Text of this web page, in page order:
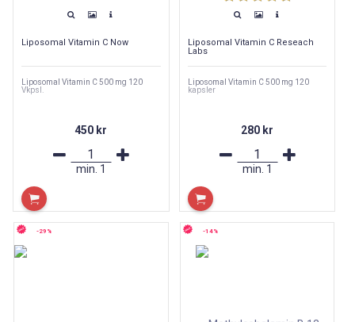
Liposomal Vitamin C Now
Liposomal Vitamin C 500 mg 120
Vkpsl.
450 kr
min. 1
Liposomal Vitamin C Reseach
Labs
Liposomal Vitamin C 500 mg 120
kapsler
280 kr
min. 1
-29% -14%